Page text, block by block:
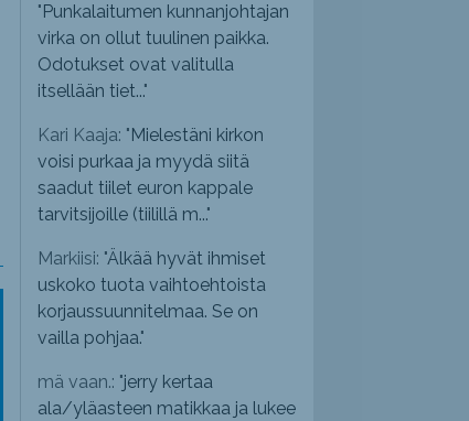
" Punkalaitumen kunnanjohtajan
virka on ollut tuulinen paikka.
Odotukset ovat valitulla
itsellään tiet..."
Kari Kaaja: " Mielestäni kirkon
voisi purkaa ja myydä siitä
saadut tiilet euron kappale
tarvitsijoille (tiilillä m..."
Markiisi: "Älkää hyvät ihmiset
uskoko tuota vaihtoehtoista
korjaussuunnitelmaa. Se on
vailla pohjaa."
mä vaan.: "jerry kertaa
ala/yläasteen matikkaa ja lukee